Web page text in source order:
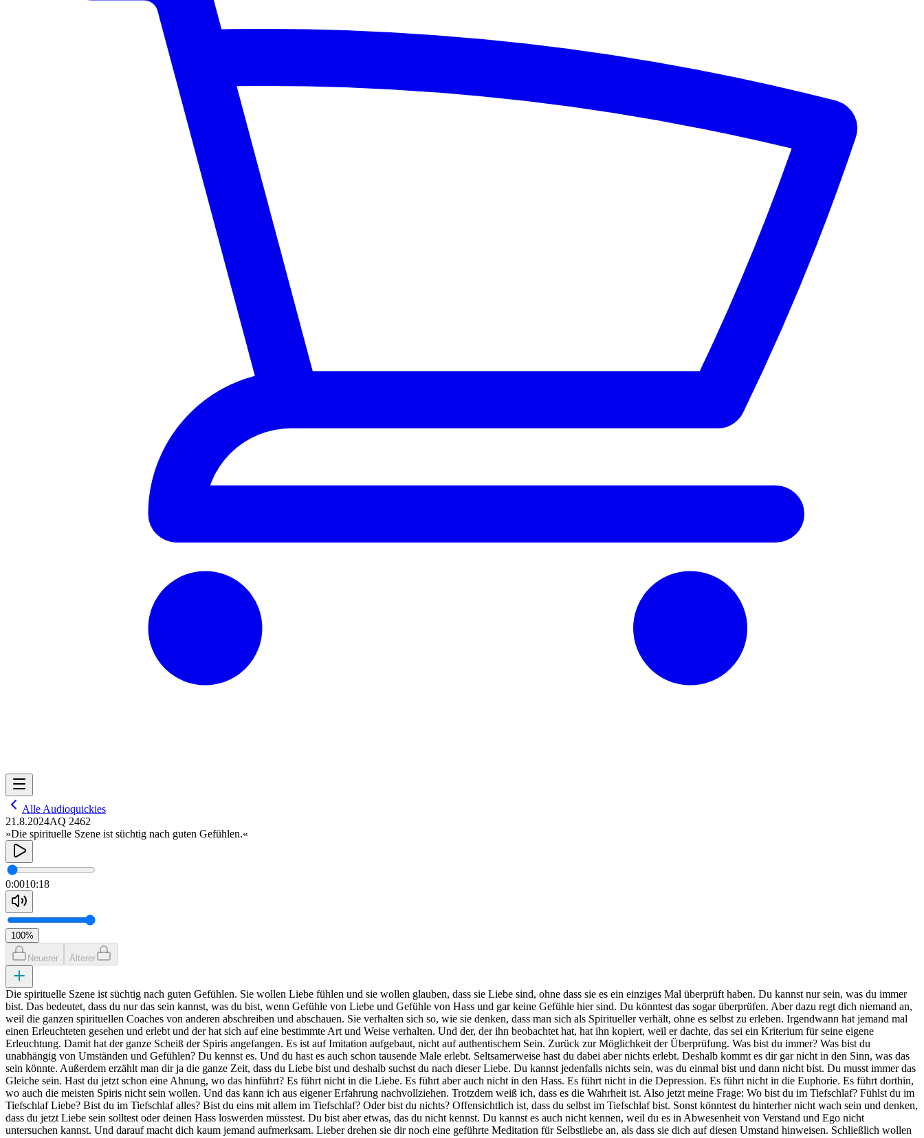
Alle Audioquickies
21.8.2024AQ 2462
»Die spirituelle Szene ist süchtig nach guten Gefühlen.«
0:0010:18
100%
Neuerer Älterer
Die spirituelle Szene ist süchtig nach guten Gefühlen. Sie wollen Liebe fühlen und sie wollen glauben, dass sie Liebe sind, ohne dass sie es ein einziges Mal überprüft haben. Du kannst nur sein, was du immer
bist. Das bedeutet, dass du nur das sein kannst, was du bist, wenn Gefühle von Liebe und Gefühle von Hass und gar keine Gefühle hier sind. Du könntest das sogar überprüfen. Aber dazu regt dich niemand an,
weil die ganzen spirituellen Coaches von anderen abschreiben und abschauen. Sie verhalten sich so, wie sie denken, dass man sich als Spiritueller verhält, ohne es selbst zu erleben. Irgendwann hat jemand mal
einen Erleuchteten gesehen und erlebt und der hat sich auf eine bestimmte Art und Weise verhalten. Und der, der ihn beobachtet hat, hat ihn kopiert, weil er dachte, das sei ein Kriterium für seine eigene
Erleuchtung. Damit hat der ganze Scheiß der Spiris angefangen. Es ist auf Imitation aufgebaut, nicht auf authentischem Sein. Zurück zur Möglichkeit der Überprüfung. Was bist du immer? Was bist du
unabhängig von Umständen und Gefühlen? Du kennst es. Und du hast es auch schon tausende Male erlebt. Seltsamerweise hast du dabei aber nichts erlebt. Deshalb kommt es dir gar nicht in den Sinn, was das
sein könnte. Außerdem erzählt man dir ja die ganze Zeit, dass du Liebe bist und deshalb suchst du nach dieser Liebe. Du kannst jedenfalls nichts sein, was du einmal bist und dann nicht bist. Du musst immer das
Gleiche sein. Hast du jetzt schon eine Ahnung, wo das hinführt? Es führt nicht in die Liebe. Es führt aber auch nicht in den Hass. Es führt nicht in die Depression. Es führt nicht in die Euphorie. Es führt dorthin,
wo auch die meisten Spiris nicht sein wollen. Und das kann ich aus eigener Erfahrung nachvollziehen. Trotzdem weiß ich, dass es die Wahrheit ist. Also jetzt meine Frage: Wo bist du im Tiefschlaf? Fühlst du im
Tiefschlaf Liebe? Bist du im Tiefschlaf alles? Bist du eins mit allem im Tiefschlaf? Oder bist du nichts? Offensichtlich ist, dass du selbst im Tiefschlaf bist. Sonst könntest du hinterher nicht wach sein und denken,
dass du jetzt Liebe sein solltest oder deinen Hass loswerden müsstest. Du bist aber etwas, das du nicht kennst. Du kannst es auch nicht kennen, weil du es in Abwesenheit von Verstand und Ego nicht
untersuchen kannst. Und darauf macht dich kaum jemand aufmerksam. Lieber drehen sie dir noch eine geführte Meditation für Selbstliebe an, als dass sie dich auf diesen Umstand hinweisen. Schließlich wollen